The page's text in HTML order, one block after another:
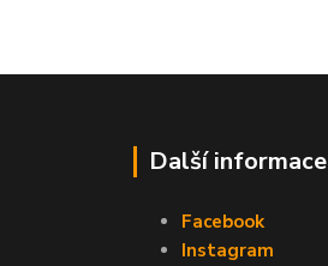
Další informace
Facebook
Instagram